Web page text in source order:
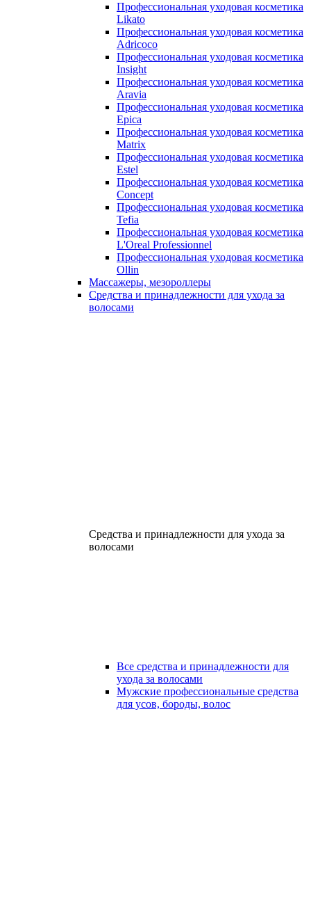
Профессиональная уходовая косметика
Likato
Профессиональная уходовая косметика
Adricoco
Профессиональная уходовая косметика
Insight
Профессиональная уходовая косметика
Aravia
Профессиональная уходовая косметика
Epica
Профессиональная уходовая косметика
Matrix
Профессиональная уходовая косметика
Estel
Профессиональная уходовая косметика
Concept
Профессиональная уходовая косметика
Tefia
Профессиональная уходовая косметика
L'Oreal Professionnel
Профессиональная уходовая косметика
Ollin
Массажеры, мезороллеры
Средства и принадлежности для ухода за
волосами
Средства и принадлежности для ухода за
волосами
Все средства и принадлежности для
ухода за волосами
Мужские профессиональные средства
для усов, бороды, волос